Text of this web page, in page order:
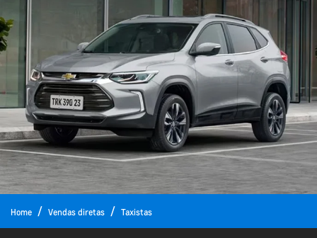
Home Vendas diretas Taxistas